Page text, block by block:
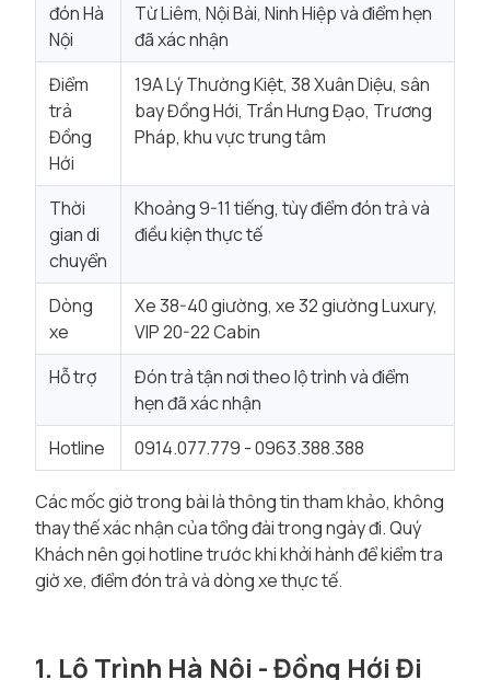
đón Hà
Nội
Từ Liêm, Nội Bài, Ninh Hiệp và điểm hẹn
đã xác nhận
Điểm
trả
Đồng
Hới
19A Lý Thường Kiệt, 38 Xuân Diệu, sân
bay Đồng Hới, Trần Hưng Đạo, Trương
Pháp, khu vực trung tâm
Thời
gian di
chuyển
Khoảng 9-11 tiếng, tùy điểm đón trả và
điều kiện thực tế
Dòng
xe
Xe 38-40 giường, xe 32 giường Luxury,
VIP 20-22 Cabin
Hỗ trợ
Đón trả tận nơi theo lộ trình và điểm
hẹn đã xác nhận
Hotline
0914.077.779 - 0963.388.388
Các mốc giờ trong bài là thông tin tham khảo, không
thay thế xác nhận của tổng đài trong ngày đi. Quý
Khách nên gọi hotline trước khi khởi hành để kiểm tra
giờ xe, điểm đón trả và dòng xe thực tế.
1. Lộ Trình Hà Nội - Đồng Hới Đi